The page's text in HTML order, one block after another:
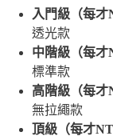
入門級（每才
透光款
中階級（每才
標準款
高階級（每才
無拉繩款
頂級（每才